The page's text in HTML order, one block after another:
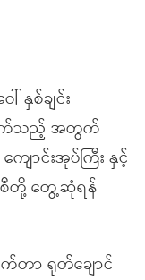
နှစ်ချင်း
ကွက်သည့် အတွက်
ျောင်းအုပ်ကြီး နှင့်
စီတို့ တွေ့ဆုံရန်
က်တာ ရုတ်ချောင်